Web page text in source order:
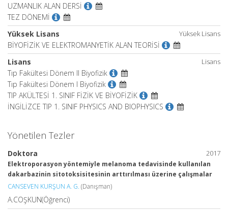
UZMANLIK ALAN DERSİ
TEZ DÖNEMİ
Yüksek Lisans
Yüksek Lisans
BİYOFİZİK VE ELEKTROMANYETİK ALAN TEORİSİ
Lisans
Lisans
Tıp Fakültesi Dönem II Biyofizik
Tıp Fakültesi Dönem I Biyofizik
TIP AKÜLTESİ 1. SINIF FİZİK VE BİYOFİZİK
İNGİLİZCE TIP 1. SINIF PHYSICS AND BIOPHYSICS
Yönetilen Tezler
2017
Doktora
Elektroporasyon yöntemiyle melanoma tedavisinde kullanılan
dakarbazinin sitotoksisitesinin arttırılması üzerine çalışmalar
CANSEVEN KURŞUN A. G. (Danışman)
A.COŞKUN(Öğrenci)